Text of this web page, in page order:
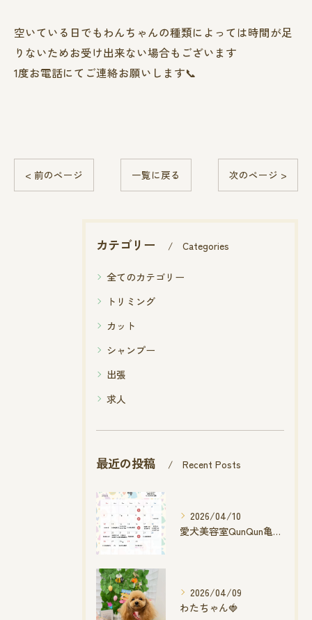
空いている日でもわんちゃんの種類によっては時間が足
りないためお受け出来ない場合もございます
1度お電話にてご連絡お願いします📞
< 前のページ 一覧に戻る 次のページ >
カテゴリー Categories
全てのカテゴリー
トリミング
カット
シャンプー
出張
求人
最近の投稿 Recent Posts
2026/04/10
愛犬美容室QunQun亀山エコー店
2026/04/09
わたちゃん🍓